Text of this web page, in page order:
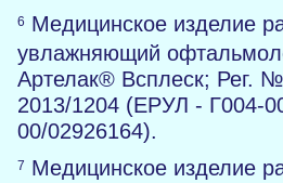
6 Медицинское изделие
увлажняющий
Артелак® Всплеск; Рег.
2013/1204 (ЕРУЛ - Г004-
00/02926164).
7 Медицинское изделие